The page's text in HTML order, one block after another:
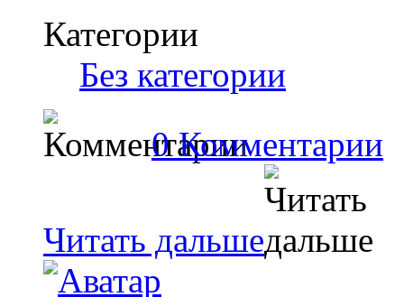
Категории
Без категории
0 Комментарии
Читать дальше